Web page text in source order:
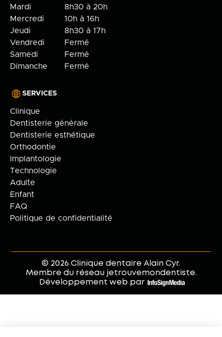
Mardi
8h30 à 20h
Mercredi
10h à 16h
Jeudi
8h30 à 17h
Vendredi
Fermé
Samedi
Fermé
Dimanche
Fermé
SERVICES
Clinique
Dentisterie générale
Dentisterie esthétique
Orthodontie
Implantologie
Technologie
Adulte
Enfant
FAQ
Politique de confidentialité
© 2026 Clinique dentaire Alain Cyr.
Membre du réseau jetrouvemondentiste.
Développement web par
.